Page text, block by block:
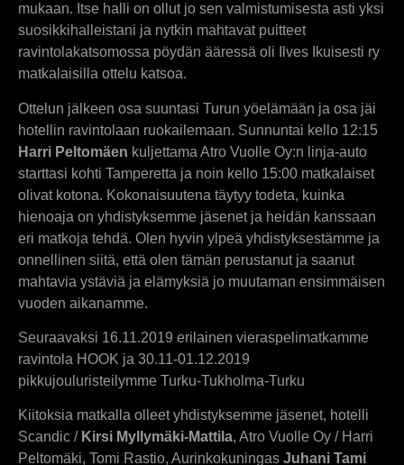
mukaan. Itse halli on ollut jo sen valmistumisesta asti yksi
suosikkihalleistani ja nytkin mahtavat puitteet
ravintolakatsomossa pöydän ääressä oli Ilves Ikuisesti ry
matkalaisilla ottelu katsoa.
Ottelun jälkeen osa suuntasi Turun yöelämään ja osa jäi
hotellin ravintolaan ruokailemaan. Sunnuntai kello 12:15
Harri Peltomäen kuljettama Atro Vuolle Oy:n linja-auto
starttasi kohti Tamperetta ja noin kello 15:00 matkalaiset
olivat kotona. Kokonaisuutena täytyy todeta, kuinka
hienoaja on yhdistyksemme jäsenet ja heidän kanssaan
eri matkoja tehdä. Olen hyvin ylpeä yhdistyksestämme ja
onnellinen siitä, että olen tämän perustanut ja saanut
mahtavia ystäviä ja elämyksiä jo muutaman ensimmäisen
vuoden aikanamme.
Seuraavaksi 16.11.2019 erilainen vieraspelimatkamme
ravintola HOOK ja 30.11-01.12.2019
pikkujouluristeilymme Turku-Tukholma-Turku
Kiitoksia matkalla olleet yhdistyksemme jäsenet, hotelli
Scandic / Kirsi Myllymäki-Mattila, Atro Vuolle Oy / Harri
Peltomäki, Tomi Rastio, Aurinkokuningas Juhani Tami